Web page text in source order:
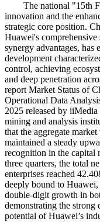
The national "15th
innovation and the
strategic core position.
Huawei's
synergy advantages,
development
control, achieving
and deep penetration
report Market Status of
Operational Data
2025 released by
mining and analysis
that the aggregate
maintained a steady
recognition in the capital
three quarters, the total
enterprises reached
deeply bound to Huawei,
double-digit growth in
demonstrating the strong
potential of Huawei’s